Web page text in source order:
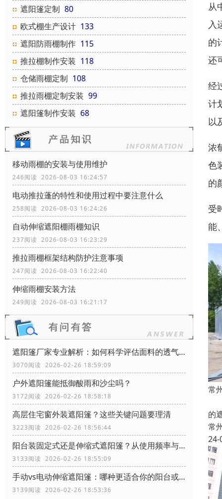
遮阳篷定制 80
欧式棚生产设计 133
遮阳防雨棚制作 115
推拉棚制作安装 118
仓储雨棚定制 108
推拉雨棚定制安装 99
遮阳篷制作安装 68
移动雨棚的安装与使用维护
246阅读 2026-08-03 16:24:57
电动推拉蓬的特性和使用过程中要注意什么
258阅读 2026-08-03 16:24:26
自动伸缩遮阳棚雨棚知识
237阅读 2026-08-03 16:23:29
推拉雨棚框架结构防护注意事项
247阅读 2026-08-03 16:22:40
伸缩雨棚安装方法
249阅读 2026-08-03 16:21:17
遮阳篷厂家专业解析：如何科学评估面料的透气性能？
3070阅读 2026-02-26 18:59:09
户外遮阳篷能抵御酸雨和沙尘吗？
3172阅读 2026-02-26 18:58:18
高层住宅窗外装遮阳篷？这些关键问题要理清
3223阅读 2026-02-26 18:56:44
阳台装固定式还是伸缩式遮阳篷？从使用频率与空间利用角度分析
3133阅读 2026-02-26 18:55:09
手动vs电动伸缩遮阳篷：哪种更适合你的阳台或商铺？
3139阅读 2026-02-26 18:53:36
从
入
的
还
经
计
以
浓
色
的
受
能
常
的
常
24-